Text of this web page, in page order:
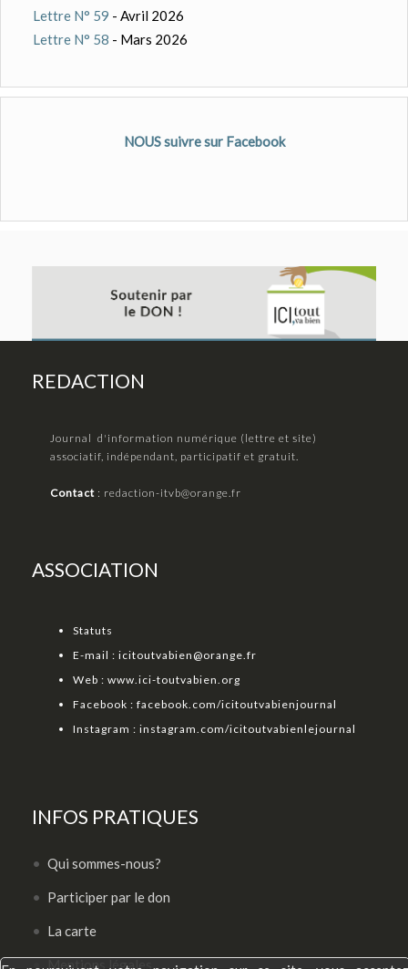
Lettre N° 59 - Avril 2026
Lettre N° 58 - Mars 2026
NOUS suivre sur Facebook
REDACTION
Journal d'information numérique (lettre et site)
associatif, indépendant, participatif et gratuit.
Contact : redaction-itvb@orange.fr
ASSOCIATION
Statuts
E-mail : icitoutvabien@orange.fr
Web : www.ici-toutvabien.org
Facebook : facebook.com/icitoutvabienjournal
Instagram : instagram.com/icitoutvabienlejournal
INFOS PRATIQUES
Qui sommes-nous?
Participer par le don
La carte
Mentions légales